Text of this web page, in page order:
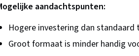
aandachtspunten:
Hogere investering dan standaard
Groot formaat is minder handig